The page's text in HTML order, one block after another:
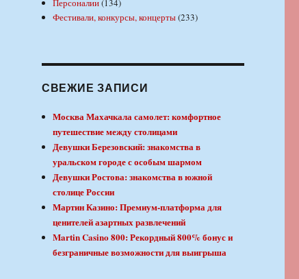
Персоналии(134)
Фестивали, конкурсы, концерты(233)
СВЕЖИЕ ЗАПИСИ
Москва Махачкала самолет: комфортное
путешествие между столицами
Девушки Березовский: знакомства в
уральском городе с особым шармом
Девушки Ростова: знакомства в южной
столице России
Мартин Казино: Премиум-платформа для
ценителей азартных развлечений
Martin Casino 800: Рекордный 800% бонус и
безграничные возможности для выигрыша